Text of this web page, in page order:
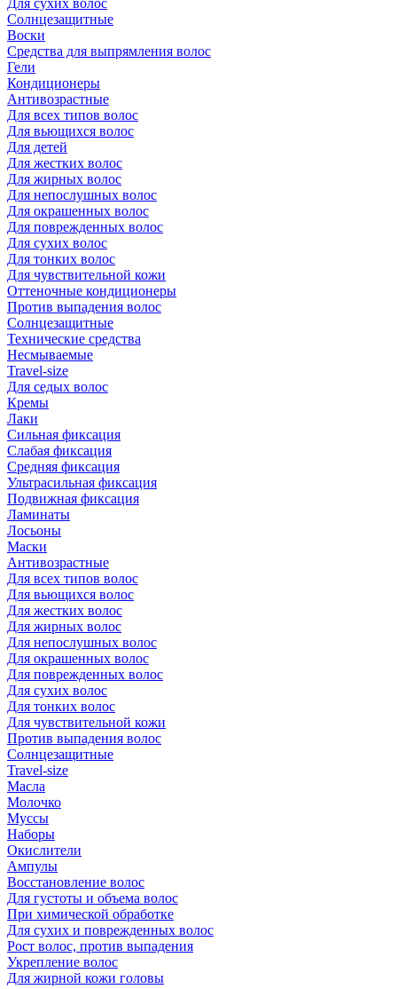
Для сухих волос
Солнцезащитные
Воски
Средства для выпрямления волос
Гели
Кондиционеры
Антивозрастные
Для всех типов волос
Для вьющихся волос
Для детей
Для жестких волос
Для жирных волос
Для непослушных волос
Для окрашенных волос
Для поврежденных волос
Для сухих волос
Для тонких волос
Для чувствительной кожи
Оттеночные кондиционеры
Против выпадения волос
Солнцезащитные
Технические средства
Несмываемые
Travel-size
Для седых волос
Кремы
Лаки
Сильная фиксация
Слабая фиксация
Средняя фиксация
Ультрасильная фиксация
Подвижная фиксация
Ламинаты
Лосьоны
Маски
Антивозрастные
Для всех типов волос
Для вьющихся волос
Для жестких волос
Для жирных волос
Для непослушных волос
Для окрашенных волос
Для поврежденных волос
Для сухих волос
Для тонких волос
Для чувствительной кожи
Против выпадения волос
Солнцезащитные
Travel-size
Масла
Молочко
Муссы
Наборы
Окислители
Ампулы
Восстановление волос
Для густоты и объема волос
При химической обработке
Для сухих и поврежденных волос
Рост волос, против выпадения
Укрепление волос
Для жирной кожи головы